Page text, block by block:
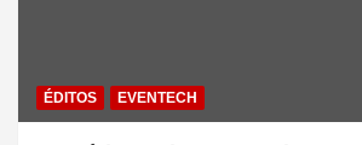
ÉDITOS EVENTECH